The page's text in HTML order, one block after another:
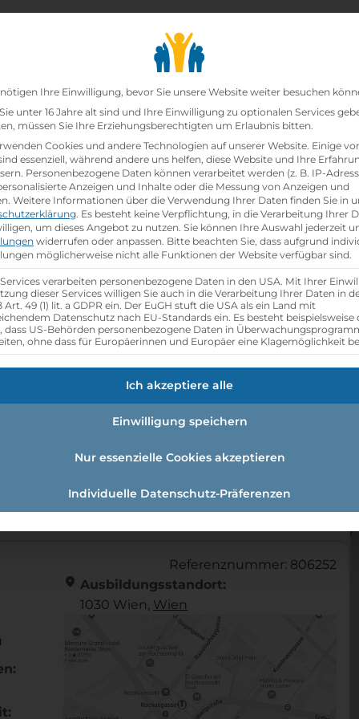
Lehrbetriebesearch
Schwerpunkt
Schwerpunkt
Referenznummer: 806252
location_on Ausbildungsstandort:
1030 Wien, Wien
Datenschutz-
Ihre Einwilligung, bevor Sie unsere Website weiter besuchen
unter 16 Jahre alt sind und Ihre Einwilligung zu optionalen Services
müssen Sie Ihre Erziehungsberechtigten um Erlaubnis bitten.
Cookies und andere Technologien auf unserer Website. Einige
essenziell, während andere uns helfen, diese Website und Ihre
Personenbezogene Daten können verarbeitet werden (z. B. IP-
Anzeigen und Inhalte oder die Messung von Anzeigen und
Weitere Informationen über die Verwendung Ihrer Daten finden Sie in
. Es besteht keine Verpflichtung, in die Verarbeitung Ihrer
um dieses Angebot zu nutzen. Sie können Ihre Auswahl jederzeit
widerrufen oder anpassen. Bitte beachten Sie, dass aufgrund
möglicherweise nicht alle Funktionen der Website verfügbar sind.
verarbeiten personenbezogene Daten in den USA. Mit Ihrer
dieser Services willigen Sie auch in die Verarbeitung Ihrer Daten in
Art. 49 (1) lit. a GDPR ein. Der EuGH stuft die USA als ein Land mit
Datenschutz nach EU-Standards ein. Es besteht beispielsweise
dass US-Behörden personenbezogene Daten in
ohne dass für Europäerinnen und Europäer eine Klagemöglichkeit
Ich akzeptiere alle
Einwilligung speichern
Nur essenzielle Cookies akzeptieren
Individuelle Datenschutz-Präferenzen